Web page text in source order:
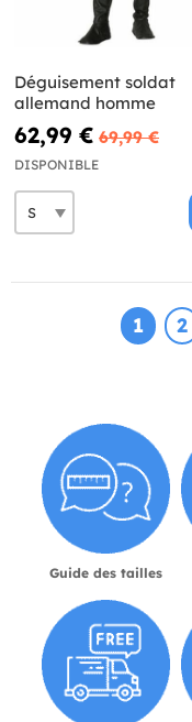
Déguisement soldat
allemand homme
62,99 € 69,99 €
DISPONIBLE
1 2
Guide des tailles